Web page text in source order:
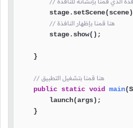
// هنا قمنا بإظهار النافذة
        stage.show();
    }
// هنا قمنا بتشغيل التطبيق
public static void main
        launch(args);
    }